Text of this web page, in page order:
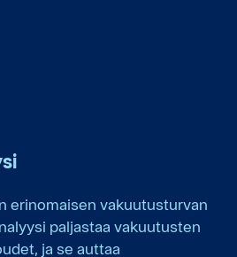
erinomaisen vakuutusturvan
paljastaa vakuutusten
ja se auttaa